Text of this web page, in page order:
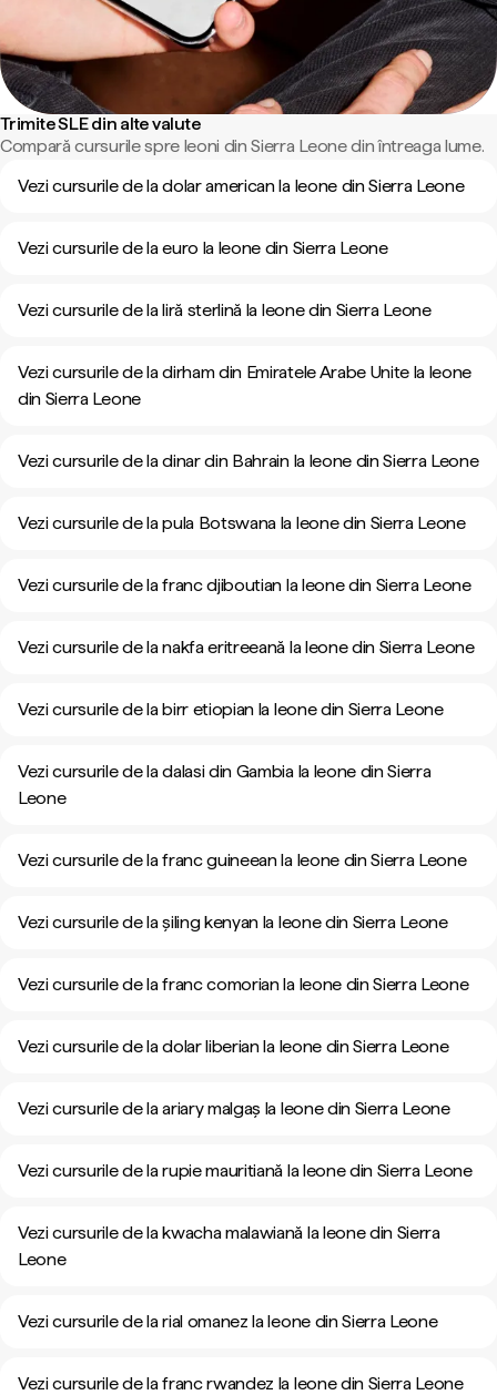
Trimite SLE din alte valute
Compară cursurile spre leoni din Sierra Leone din întreaga lume.
Vezi cursurile de la dolar american la leone din Sierra Leone
Vezi cursurile de la euro la leone din Sierra Leone
Vezi cursurile de la liră sterlină la leone din Sierra Leone
Vezi cursurile de la dirham din Emiratele Arabe Unite la leone
din Sierra Leone
Vezi cursurile de la dinar din Bahrain la leone din Sierra Leone
Vezi cursurile de la pula Botswana la leone din Sierra Leone
Vezi cursurile de la franc djiboutian la leone din Sierra Leone
Vezi cursurile de la nakfa eritreeană la leone din Sierra Leone
Vezi cursurile de la birr etiopian la leone din Sierra Leone
Vezi cursurile de la dalasi din Gambia la leone din Sierra
Leone
Vezi cursurile de la franc guineean la leone din Sierra Leone
Vezi cursurile de la șiling kenyan la leone din Sierra Leone
Vezi cursurile de la franc comorian la leone din Sierra Leone
Vezi cursurile de la dolar liberian la leone din Sierra Leone
Vezi cursurile de la ariary malgaș la leone din Sierra Leone
Vezi cursurile de la rupie mauritiană la leone din Sierra Leone
Vezi cursurile de la kwacha malawiană la leone din Sierra
Leone
Vezi cursurile de la rial omanez la leone din Sierra Leone
Vezi cursurile de la franc rwandez la leone din Sierra Leone